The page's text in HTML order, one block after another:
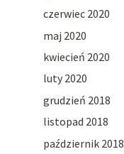
czerwiec 2020
maj 2020
kwiecień 2020
luty 2020
grudzień 2018
listopad 2018
październik 2018